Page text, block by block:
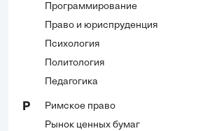
Программирование
Право и юриспруденция
Психология
Политология
Педагогика
Р
Римское право
Рынок ценных бумаг